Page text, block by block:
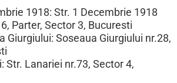
1918: Str. 1 Decembrie 1918
Parter, Sector 3, Bucuresti
Giurgiului: Soseaua Giurgiului nr.28,
Str. Lanariei nr.73, Sector 4,